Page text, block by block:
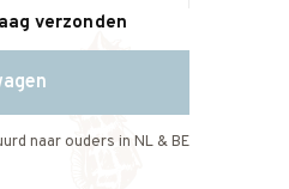
verzonden
naar ouders in NL & BE